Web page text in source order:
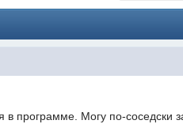
в программе. Могу по-соседски